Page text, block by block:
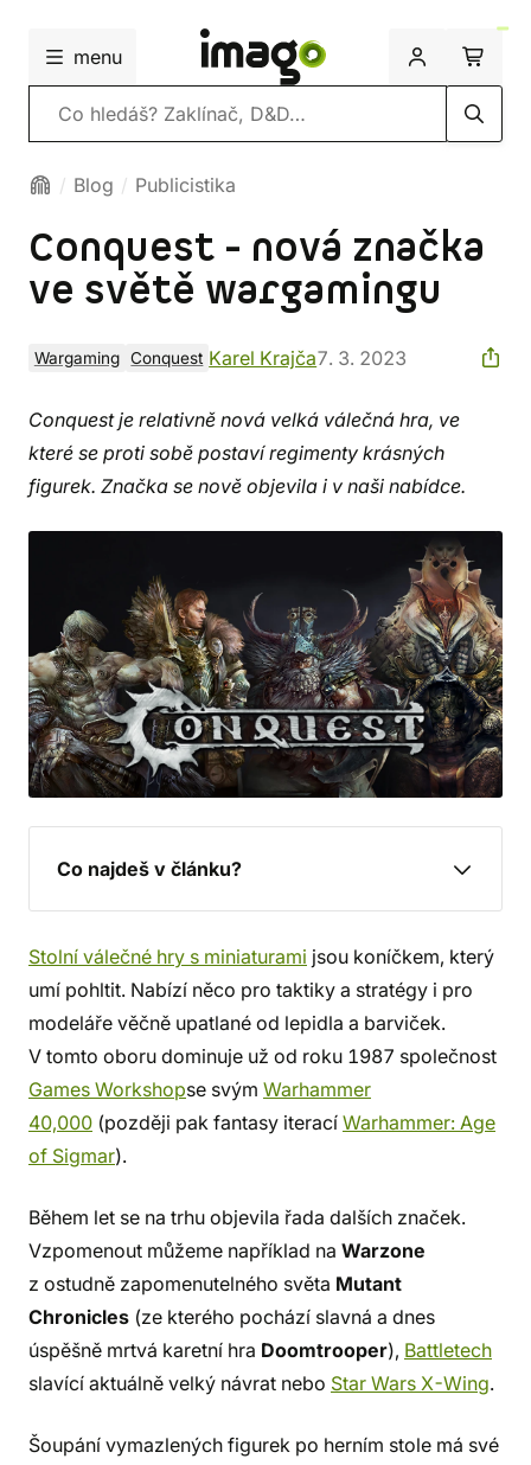
menu
Vyhledávání
Blog Publicistika
Conquest - nová značka
ve světě wargamingu
Wargaming Conquest Karel Krajča7. 3. 2023
Conquest je relativně nová velká válečná hra, ve
které se proti sobě postaví regimenty krásných
figurek. Značka se nově objevila i v naši nabídce.
Co najdeš v článku?
Stolní válečné hry s miniaturami jsou koníčkem, který
umí pohltit. Nabízí něco pro taktiky a stratégy i pro
modeláře věčně upatlané od lepidla a barviček.
V tomto oboru dominuje už od roku 1987 společnost
Games Workshopse svým Warhammer
40,000 (později pak fantasy iterací Warhammer: Age
of Sigmar).
Během let se na trhu objevila řada dalších značek.
Vzpomenout můžeme například na Warzone
z ostudně zapomenutelného světa Mutant
Chronicles (ze kterého pochází slavná a dnes
úspěšně mrtvá karetní hra Doomtrooper), Battletech
slavící aktuálně velký návrat nebo Star Wars X-Wing.
Šoupání vymazlených figurek po herním stole má své